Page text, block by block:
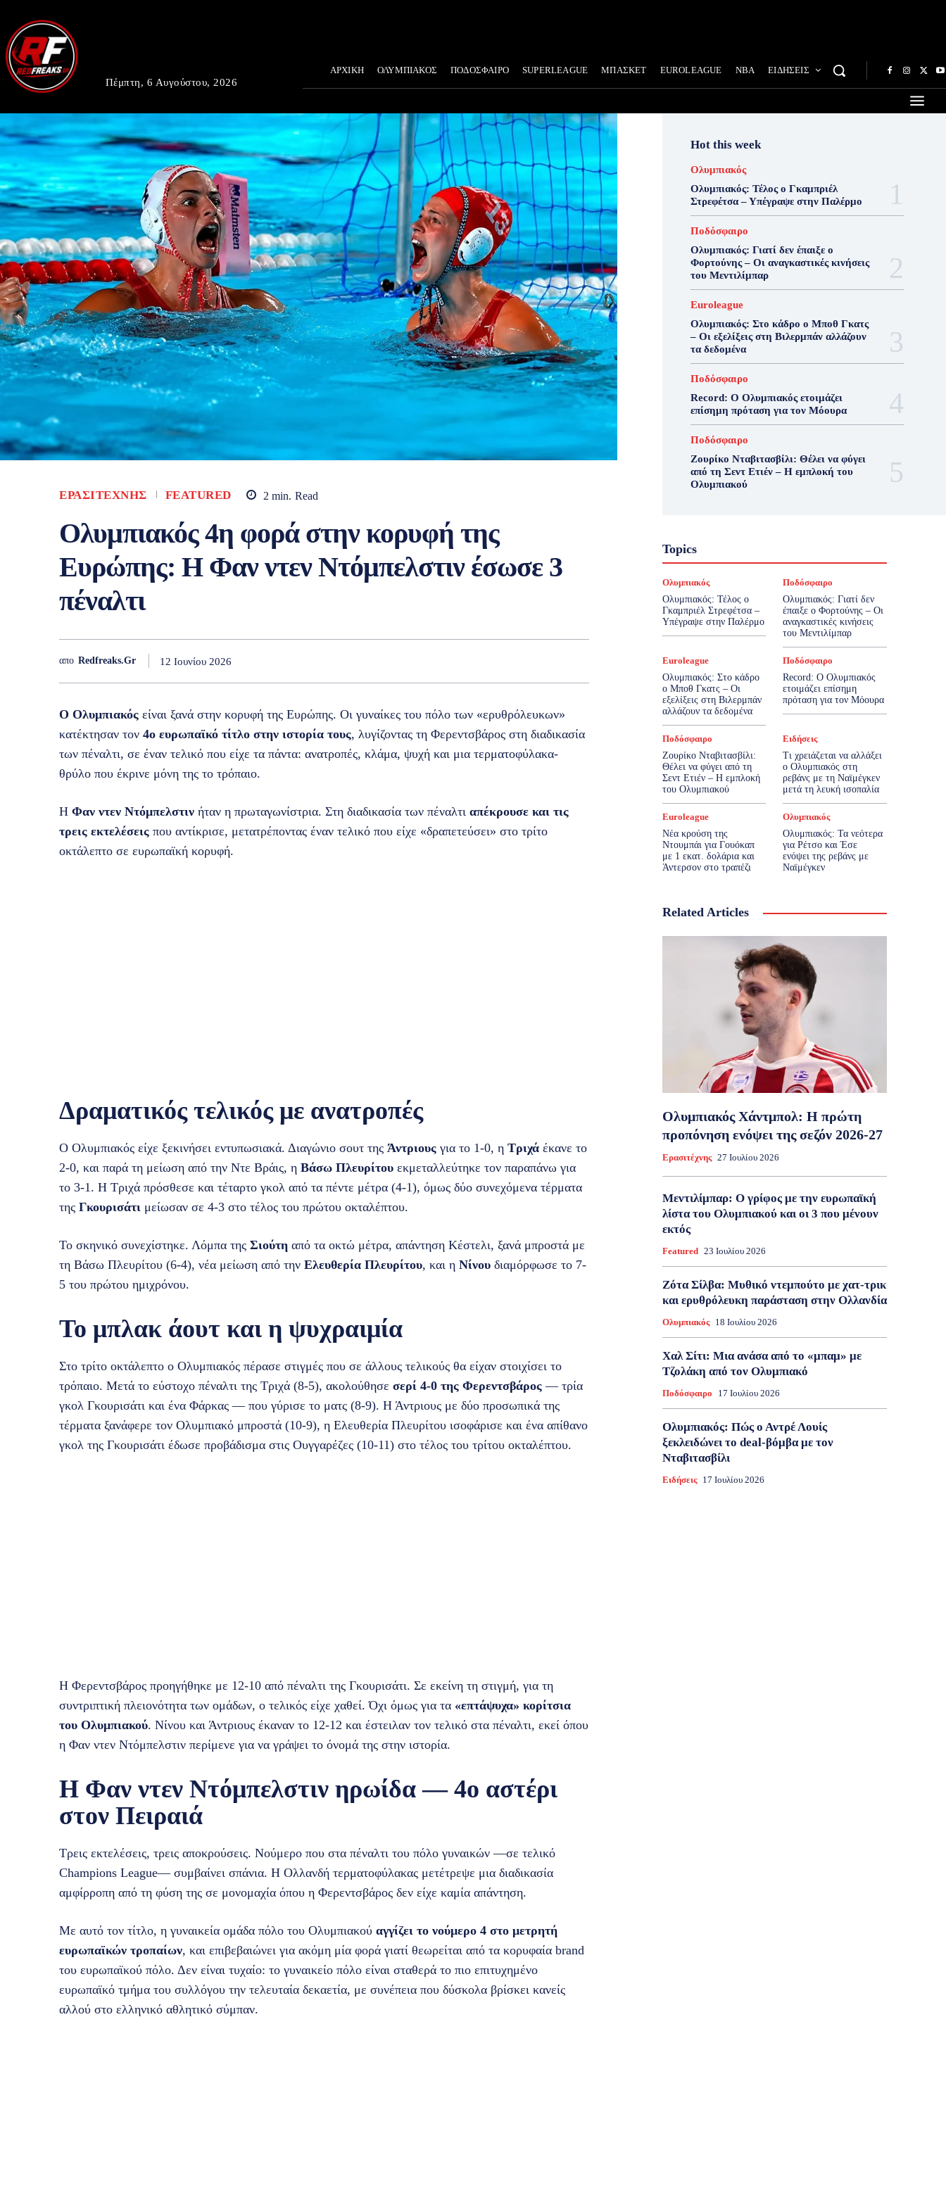
Πέμπτη, 6 Αυγούστου, 2026
ΑΡΧΙΚΗ ΟΛΥΜΠΙΑΚΟΣ ΠΟΔΟΣΦΑΙΡΟ SUPERLEAGUE ΜΠΑΣΚΕΤ EUROLEAGUE NBA ΕΙΔΗΣΕΙΣ
ΕΡΑΣΙΤΈΧΝΗΣ FEATURED 2 min. Read
Ολυμπιακός 4η φορά στην κορυφή της
Ευρώπης: Η Φαν ντεν Ντόμπελστιν έσωσε 3
πέναλτι
απο Redfreaks.gr 12 Ιουνίου 2026
Ο Ολυμπιακός είναι ξανά στην κορυφή της Ευρώπης. Οι γυναίκες του πόλο των «ερυθρόλευκων»
κατέκτησαν τον 4ο ευρωπαϊκό τίτλο στην ιστορία τους, λυγίζοντας τη Φερεντσβάρος στη διαδικασία
των πέναλτι, σε έναν τελικό που είχε τα πάντα: ανατροπές, κλάμα, ψυχή και μια τερματοφύλακα-
θρύλο που έκρινε μόνη της το τρόπαιο.
Η Φαν ντεν Ντόμπελστιν ήταν η πρωταγωνίστρια. Στη διαδικασία των πέναλτι απέκρουσε και τις
τρεις εκτελέσεις που αντίκρισε, μετατρέποντας έναν τελικό που είχε «δραπετεύσει» στο τρίτο
οκτάλεπτο σε ευρωπαϊκή κορυφή.
Δραματικός τελικός με ανατροπές
Ο Ολυμπιακός είχε ξεκινήσει εντυπωσιακά. Διαγώνιο σουτ της Άντριους για το 1-0, η Τριχά έκανε το
2-0, και παρά τη μείωση από την Ντε Βράις, η Βάσω Πλευρίτου εκμεταλλεύτηκε τον παραπάνω για
το 3-1. Η Τριχά πρόσθεσε και τέταρτο γκολ από τα πέντε μέτρα (4-1), όμως δύο συνεχόμενα τέρματα
της Γκουρισάτι μείωσαν σε 4-3 στο τέλος του πρώτου οκταλέπτου.
Το σκηνικό συνεχίστηκε. Λόμπα της Σιούτη από τα οκτώ μέτρα, απάντηση Κέστελι, ξανά μπροστά με
τη Βάσω Πλευρίτου (6-4), νέα μείωση από την Ελευθερία Πλευρίτου, και η Νίνου διαμόρφωσε το 7-
5 του πρώτου ημιχρόνου.
Το μπλακ άουτ και η ψυχραιμία
Στο τρίτο οκτάλεπτο ο Ολυμπιακός πέρασε στιγμές που σε άλλους τελικούς θα είχαν στοιχίσει το
τρόπαιο. Μετά το εύστοχο πέναλτι της Τριχά (8-5), ακολούθησε σερί 4-0 της Φερεντσβάρος — τρία
γκολ Γκουρισάτι και ένα Φάρκας — που γύρισε το ματς (8-9). Η Άντριους με δύο προσωπικά της
τέρματα ξανάφερε τον Ολυμπιακό μπροστά (10-9), η Ελευθερία Πλευρίτου ισοφάρισε και ένα απίθανο
γκολ της Γκουρισάτι έδωσε προβάδισμα στις Ουγγαρέζες (10-11) στο τέλος του τρίτου οκταλέπτου.
Η Φερεντσβάρος προηγήθηκε με 12-10 από πέναλτι της Γκουρισάτι. Σε εκείνη τη στιγμή, για τη
συντριπτική πλειονότητα των ομάδων, ο τελικός είχε χαθεί. Όχι όμως για τα «επτάψυχα» κορίτσια
του Ολυμπιακού. Νίνου και Άντριους έκαναν το 12-12 και έστειλαν τον τελικό στα πέναλτι, εκεί όπου
η Φαν ντεν Ντόμπελστιν περίμενε για να γράψει το όνομά της στην ιστορία.
Η Φαν ντεν Ντόμπελστιν ηρωίδα — 4ο αστέρι
στον Πειραιά
Τρεις εκτελέσεις, τρεις αποκρούσεις. Νούμερο που στα πέναλτι του πόλο γυναικών —σε τελικό
Champions League— συμβαίνει σπάνια. Η Ολλανδή τερματοφύλακας μετέτρεψε μια διαδικασία
αμφίρροπη από τη φύση της σε μονομαχία όπου η Φερεντσβάρος δεν είχε καμία απάντηση.
Με αυτό τον τίτλο, η γυναικεία ομάδα πόλο του Ολυμπιακού αγγίζει το νούμερο 4 στο μετρητή
ευρωπαϊκών τροπαίων, και επιβεβαιώνει για ακόμη μία φορά γιατί θεωρείται από τα κορυφαία brand
του ευρωπαϊκού πόλο. Δεν είναι τυχαίο: το γυναικείο πόλο είναι σταθερά το πιο επιτυχημένο
ευρωπαϊκό τμήμα του συλλόγου την τελευταία δεκαετία, με συνέπεια που δύσκολα βρίσκει κανείς
αλλού στο ελληνικό αθλητικό σύμπαν.
Hot this week
Ολυμπιακός
Ολυμπιακός: Τέλος ο Γκαμπριέλ
Στρεφέτσα – Υπέγραψε στην Παλέρμο
Ποδόσφαιρο
Ολυμπιακός: Γιατί δεν έπαιξε ο
Φορτούνης – Οι αναγκαστικές κινήσεις
του Μεντιλίμπαρ
Euroleague
Ολυμπιακός: Στο κάδρο ο Μποθ Γκατς
– Οι εξελίξεις στη Βιλερμπάν αλλάζουν
τα δεδομένα
Ποδόσφαιρο
Record: Ο Ολυμπιακός ετοιμάζει
επίσημη πρόταση για τον Μόουρα
Ποδόσφαιρο
Ζουρίκο Νταβιτασβίλι: Θέλει να φύγει
από τη Σεντ Ετιέν – Η εμπλοκή του
Ολυμπιακού
Topics
Ολυμπιακός
Ολυμπιακός: Τέλος ο
Γκαμπριέλ Στρεφέτσα –
Υπέγραψε στην Παλέρμο
Ποδόσφαιρο
Ολυμπιακός: Γιατί δεν
έπαιξε ο Φορτούνης – Οι
αναγκαστικές κινήσεις
του Μεντιλίμπαρ
Euroleague
Ολυμπιακός: Στο κάδρο
ο Μποθ Γκατς – Οι
εξελίξεις στη Βιλερμπάν
αλλάζουν τα δεδομένα
Ποδόσφαιρο
Record: Ο Ολυμπιακός
ετοιμάζει επίσημη
πρόταση για τον Μόουρα
Ποδόσφαιρο
Ζουρίκο Νταβιτασβίλι:
Θέλει να φύγει από τη
Σεντ Ετιέν – Η εμπλοκή
του Ολυμπιακού
Ειδήσεις
Τι χρειάζεται να αλλάξει
ο Ολυμπιακός στη
ρεβάνς με τη Ναϊμέγκεν
μετά τη λευκή ισοπαλία
Euroleague
Νέα κρούση της
Ντουμπάι για Γουόκαπ
με 1 εκατ. δολάρια και
Άντερσον στο τραπέζι
Ολυμπιακός
Ολυμπιακός: Τα νεότερα
για Ρέτσο και Έσε
ενόψει της ρεβάνς με
Ναϊμέγκεν
Related Articles
Ολυμπιακός Χάντμπολ: Η πρώτη
προπόνηση ενόψει της σεζόν 2026-27
Ερασιτέχνης 27 Ιουλίου 2026
Μεντιλίμπαρ: Ο γρίφος με την ευρωπαϊκή
λίστα του Ολυμπιακού και οι 3 που μένουν
εκτός
Featured 23 Ιουλίου 2026
Ζότα Σίλβα: Μυθικό ντεμπούτο με χατ-τρικ
και ερυθρόλευκη παράσταση στην Ολλανδία
Ολυμπιακός 18 Ιουλίου 2026
Χαλ Σίτι: Μια ανάσα από το «μπαμ» με
Τζολάκη από τον Ολυμπιακό
Ποδόσφαιρο 17 Ιουλίου 2026
Ολυμπιακός: Πώς ο Αντρέ Λουίς
ξεκλειδώνει το deal-βόμβα με τον
Νταβιτασβίλι
Ειδήσεις 17 Ιουλίου 2026